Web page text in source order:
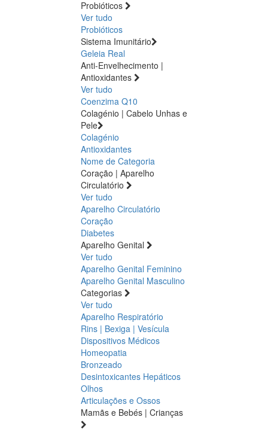
Probióticos
Ver tudo
Probióticos
Sistema Imunitário
Geleia Real
Anti-Envelhecimento |
Antioxidantes
Ver tudo
Coenzima Q10
Colagénio | Cabelo Unhas e
Pele
Colagénio
Antioxidantes
Nome de Categoria
Coração | Aparelho
Circulatório
Ver tudo
Aparelho Circulatório
Coração
Diabetes
Aparelho Genital
Ver tudo
Aparelho Genital Feminino
Aparelho Genital Masculino
Categorias
Ver tudo
Aparelho Respiratório
Rins | Bexiga | Vesícula
Dispositivos Médicos
Homeopatia
Bronzeado
Desintoxicantes Hepáticos
Olhos
Articulações e Ossos
Mamãs e Bebés | Crianças